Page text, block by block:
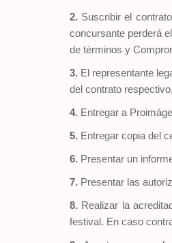
2. Suscribir el
concursante perderá
de términos y
3. El representante
del contrato
4. Entregar a
5. Entregar copia del
6. Presentar un
7. Presentar las
8. Realizar la
festival. En caso